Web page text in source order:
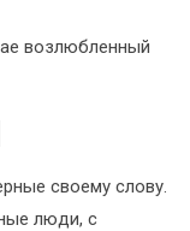
возлюбленный
своему слову.
люди, с